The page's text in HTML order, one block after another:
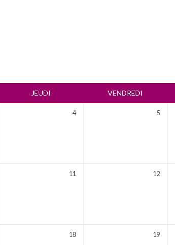
JEUDI VENDREDI
4 5
11 12
18 19